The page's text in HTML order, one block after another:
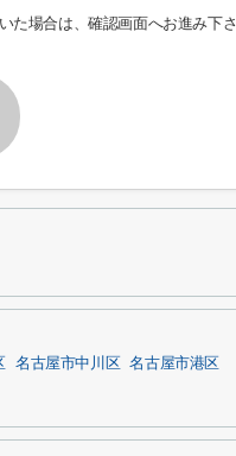
た場合は、確認画面へお進み下さ
名古屋市中川区
名古屋市港区